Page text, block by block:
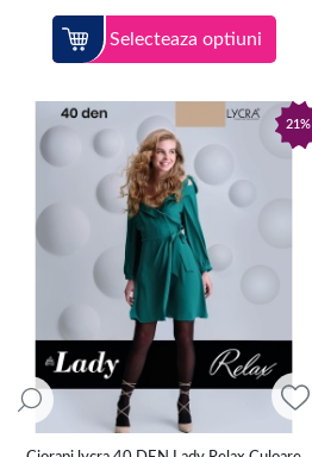
Selecteaza optiuni
21%